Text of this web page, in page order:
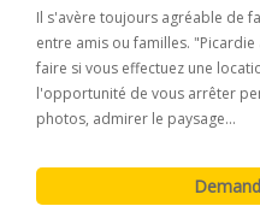
Il s'avère toujours agréable de
entre amis ou familles.
faire si vous effectuez une
l'opportunité de vous arrêter
photos, admirer le paysage...